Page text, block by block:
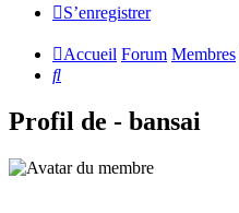
S’enregistrer
Accueil Forum Membres
Rechercher
Profil de - bansai